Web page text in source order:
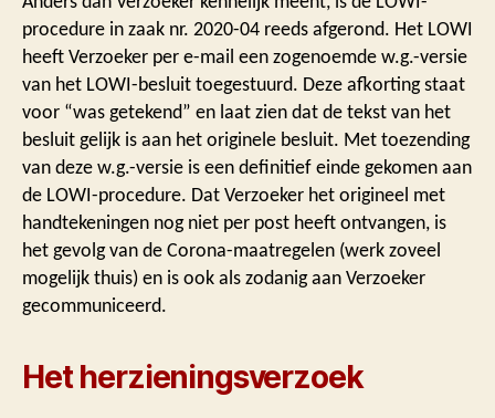
procedure in zaak nr. 2020-04 reeds afgerond. Het LOWI
heeft Verzoeker per e-mail een zogenoemde w.g.-versie
van het LOWI-besluit toegestuurd. Deze afkorting staat
voor “was getekend” en laat zien dat de tekst van het
besluit gelijk is aan het originele besluit. Met toezending
van deze w.g.-versie is een definitief einde gekomen aan
de LOWI-procedure. Dat Verzoeker het origineel met
handtekeningen nog niet per post heeft ontvangen, is
het gevolg van de Corona-maatregelen (werk zoveel
mogelijk thuis) en is ook als zodanig aan Verzoeker
gecommuniceerd.
Het herzieningsverzoek